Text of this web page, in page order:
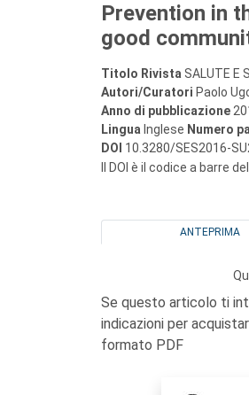
Prevention in
good
Titolo Rivista SALUTE E
Autori/Curatori Paolo
Anno di pubblicazione
Lingua Inglese Numero
DOI 10.3280/SES2016-
Il DOI è il codice a barre
ANTEPRIMA
Se questo articolo ti
indicazioni per
formato PDF